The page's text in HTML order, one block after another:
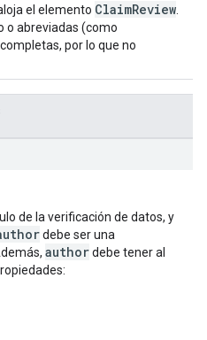
el elemento ClaimReview
o abreviadas (como
por lo que no
de la verificación de datos, y
debe ser una
authordebe tener al